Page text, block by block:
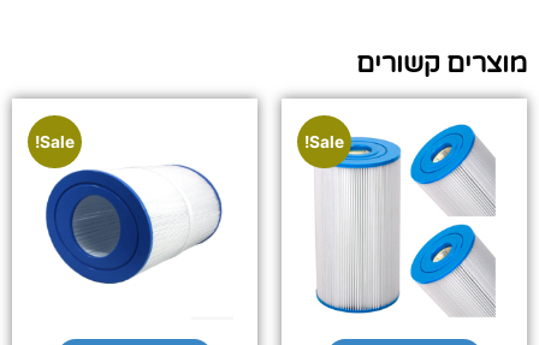
מוצרים קשורים
Sale!
Sale!